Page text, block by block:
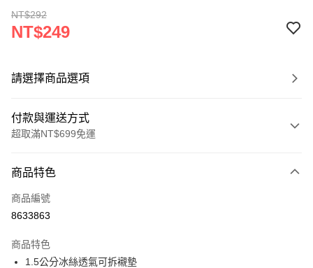
NT$292
NT$249
請選擇商品選項
付款與運送方式
超取滿NT$699免運
信用卡一次付款
超商取貨付款
街口支付
商品特色
商品編號
8633863
商品特色
1.5公分冰絲透氣可拆襯墊